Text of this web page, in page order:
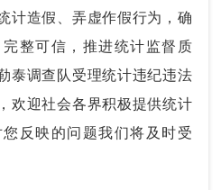
造假、弄虚作假行为，确
整可信，推进统计监督质
泰调查队受理统计违纪违法
欢迎社会各界积极提供统计
反映的问题我们将及时受